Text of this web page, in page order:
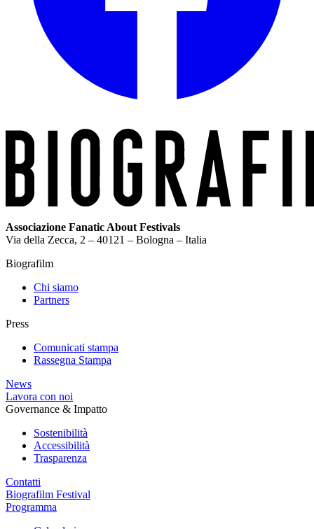
Associazione Fanatic About Festivals
Via della Zecca, 2 – 40121 – Bologna – Italia
Biografilm
Chi siamo
Partners
Press
Comunicati stampa
Rassegna Stampa
News
Lavora con noi
Governance & Impatto
Sostenibilità
Accessibilità
Trasparenza
Contatti
Biografilm Festival
Programma